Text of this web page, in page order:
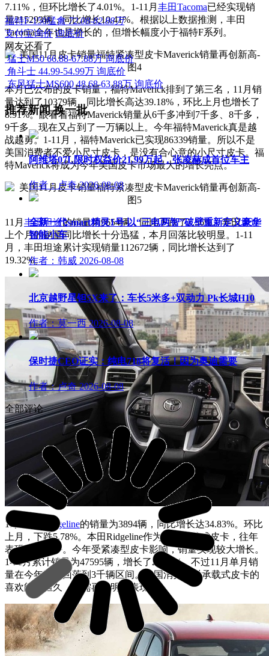
7.11%，但环比增长了4.01%。1-11月 丰田Tacoma已经实现销
量215293辆，同比增长10.41%。根据以上数据推测，丰田
Tacoma全年也是增长的，但增长幅度小于福特F系列。
本月已公布的皮卡销量，福特Maverick排到了第三名，11月销
量达到了10379辆，同比增长高达39.18%，环比上月也增长了
8.91%。眼看着福特Maverick销量从6千多冲到7千多、8千多，
9千多，现在又占到了一万辆以上。今年福特Maverick真是越
战越勇。1-11月，福特Maverick已实现86339销量。所以不是
美国消费者不爱小尺寸皮卡，是没有合心意的小尺寸皮卡。福
特Maverick将成为今年美国皮卡市场最大的增长亮点。
11月 丰田坦途的销量为9654辆，同比下跌了7.56%。丰田坦途
上个月的销量同比增长十分迅猛，本月回落比较明显。1-11
月，丰田坦途累计实现销量112672辆，同比增长达到了
19.32%。
11月 Ridgeline的销量为3894辆，同比增长达34.83%。环比
上月，下跌5.78%。本田Ridgeline作为一款承载式皮卡，往年
表现比较平平。今年受紧凑型皮卡影响，销量实现较大增长。
1-11月累计销量为47595辆，增长了21.83%。不过11月单月销
量在今年再次回落到3千辆区间。美国消费者对承载式皮卡的
喜欢能够恒久，还需再看明年表现了。
福特F-150猛禽 72.08-82.88万
支付宝询价 询底价
网友还看了
猛士M50 66.88-67.88万 询底价
角斗士 44.99-54.99万 询底价
东风猛士MS600 48.68-63.88万 询底价
推荐新闻换一批
阿维塔07L限时权益价21.99万起，张凌赫成首位车主
作者：卢奇 2026-08-08
全新一代smart精灵1号 以“三电两智”破壁重新定义豪华
智能小车
作者：韩威 2026-08-08
北京越野星钽5X来了：车长5米多+双动力 Pk长城H10
作者：莫一西 2026-08-08
保时捷CEO证实：纯电718将复活！因为奥迪需要
作者：卢奇 2026-08-08
全部评论